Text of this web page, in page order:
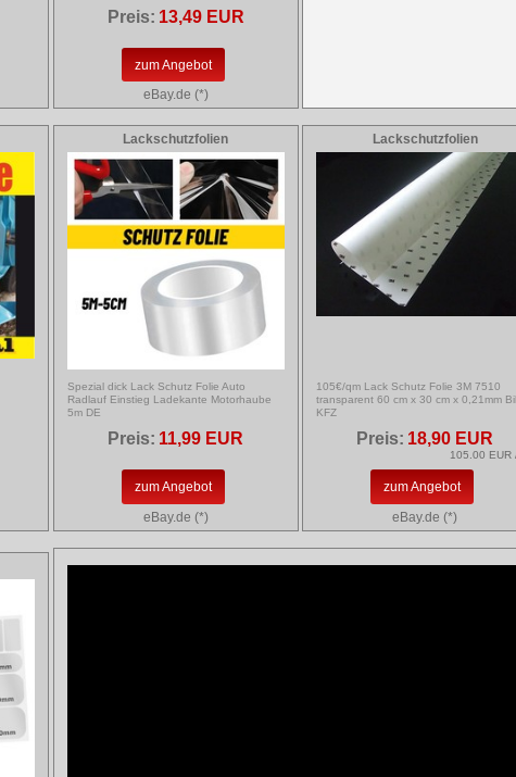
Preis: 13,49 EUR
zum Angebot
eBay.de (*)
Lackschutzfolien
Spezial dick Lack Schutz Folie Auto
Radlauf Einstieg Ladekante Motorhaube
5m DE
Preis: 11,99 EUR
zum Angebot
eBay.de (*)
Lackschutzfolien
105€/qm Lack Schutz Folie 3M 7510
transparent 60 cm x 30 cm x 0,21mm
KFZ
Preis: 18,90 EUR
105.00 EUR
zum Angebot
eBay.de (*)